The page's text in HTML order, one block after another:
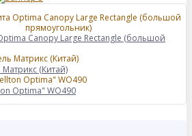
Canopy Large Rectangle (большой
(Китай)
Optima" WO490